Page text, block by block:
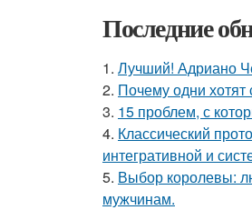
Последние
1. Лучший! Адриано
2. Почему одни
3. 15 проблем, с
4. Классический
интегративной и
5. Выбор королевы:
мужчинам.